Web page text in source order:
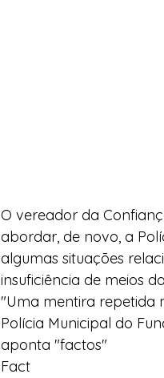
O vereador da
abordar, de novo, a
algumas situações
insuficiência de meios
"Uma mentira repetida
Polícia Municipal do
aponta "factos"
Fact